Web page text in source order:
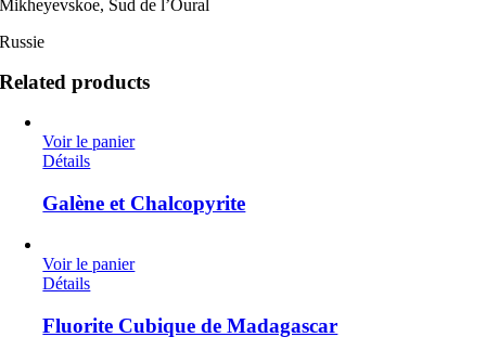
Mikheyevskoe, Sud de l’Oural
Russie
Related products
Voir le panier
Détails
Galène et Chalcopyrite
Voir le panier
Détails
Fluorite Cubique de Madagascar